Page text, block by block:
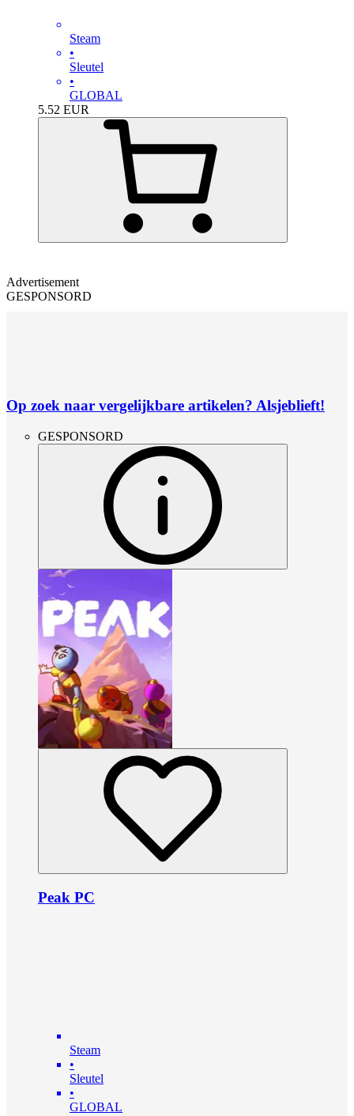
Steam
•
Sleutel
•
GLOBAL
5.52 EUR
Advertisement
GESPONSORD
Op zoek naar vergelijkbare artikelen? Alsjeblieft!
GESPONSORD
Peak PC
Steam
•
Sleutel
•
GLOBAL